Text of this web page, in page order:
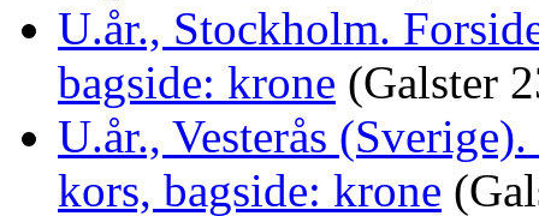
U.år., Stockholm.
bagside: krone (Galster
U.år., Vesterås
kors, bagside: krone